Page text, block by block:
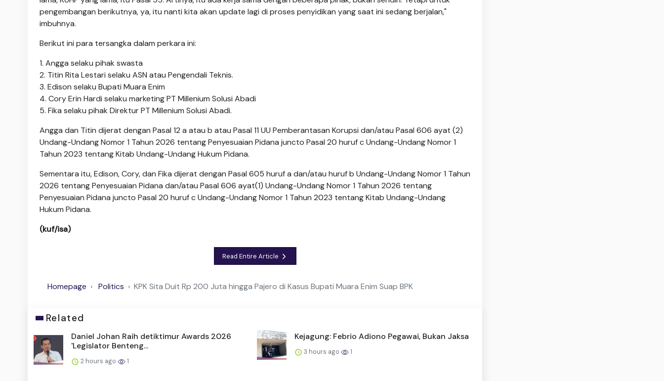
pengembangan berikutnya, ya, itu nanti kita akan update lagi di proses penyidikan yang saat ini sedang berjalan,"
imbuhnya.
Berikut ini para tersangka dalam perkara ini:
1. Angga selaku pihak swasta
2. Titin Rita Lestari selaku ASN atau Pengendali Teknis.
3. Edison selaku Bupati Muara Enim
4. Cory Erin Hardi selaku marketing PT Millenium Solusi Abadi
5. Fika selaku pihak Direktur PT Millenium Solusi Abadi.
Angga dan Titin dijerat dengan Pasal 12 a atau b atau Pasal 11 UU Pemberantasan Korupsi dan/atau Pasal 606 ayat (2)
Undang-Undang Nomor 1 Tahun 2026 tentang Penyesuaian Pidana juncto Pasal 20 huruf c Undang-Undang Nomor 1
Tahun 2023 tentang Kitab Undang-Undang Hukum Pidana.
Sementara itu, Edison, Cory, dan Fika dijerat dengan Pasal 605 huruf a dan/atau huruf b Undang-Undang Nomor 1 Tahun
2026 tentang Penyesuaian Pidana dan/atau Pasal 606 ayat(1) Undang-Undang Nomor 1 Tahun 2026 tentang
Penyesuaian Pidana juncto Pasal 20 huruf c Undang-Undang Nomor 1 Tahun 2023 tentang Kitab Undang-Undang
Hukum Pidana.
(kuf/isa)
Read Entire Article
Homepage Politics KPK Sita Duit Rp 200 Juta hingga Pajero di Kasus Bupati Muara Enim Suap BPK
Related
Daniel Johan Raih detiktimur Awards 2026
'Legislator Benteng...
2 hours ago 1
Kejagung: Febrio Adiono Pegawai, Bukan Jaksa
3 hours ago 1